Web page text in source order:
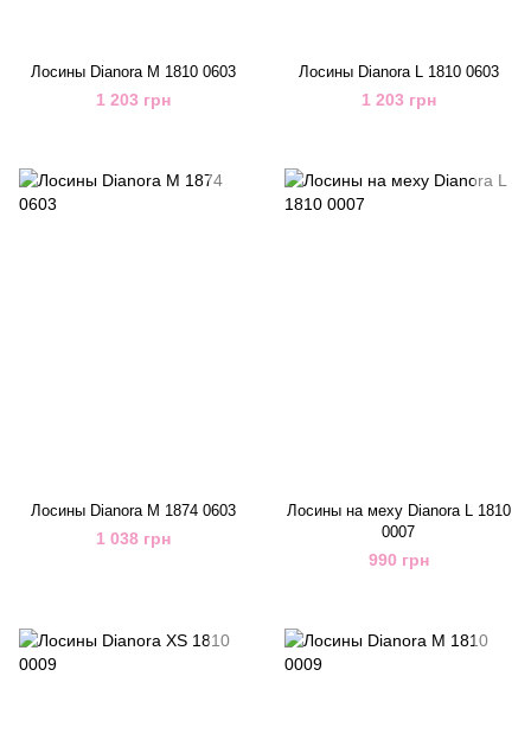
Лосины Dianora M 1810 0603
1 203 грн
Лосины Dianora L 1810 0603
1 203 грн
Лосины Dianora M 1874 0603
1 038 грн
Лосины на меху Dianora L 1810
0007
990 грн